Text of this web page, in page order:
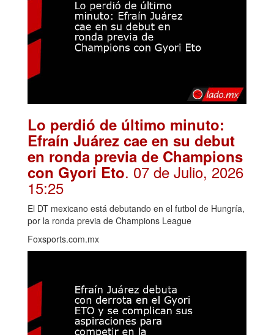
Lo perdió de último minuto:
Efraín Juárez cae en su debut
en ronda previa de Champions
con Gyori Eto. 07 de Julio, 2026
15:25
El DT mexicano está debutando en el futbol de Hungría,
por la ronda previa de Champions League
Foxsports.com.mx